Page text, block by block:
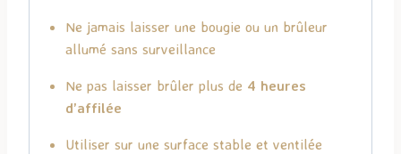
Ne jamais laisser une bougie ou un brûleur
allumé sans surveillance
Ne pas laisser brûler plus de 4 heures
d’affilée
Utiliser sur une surface stable et ventilée